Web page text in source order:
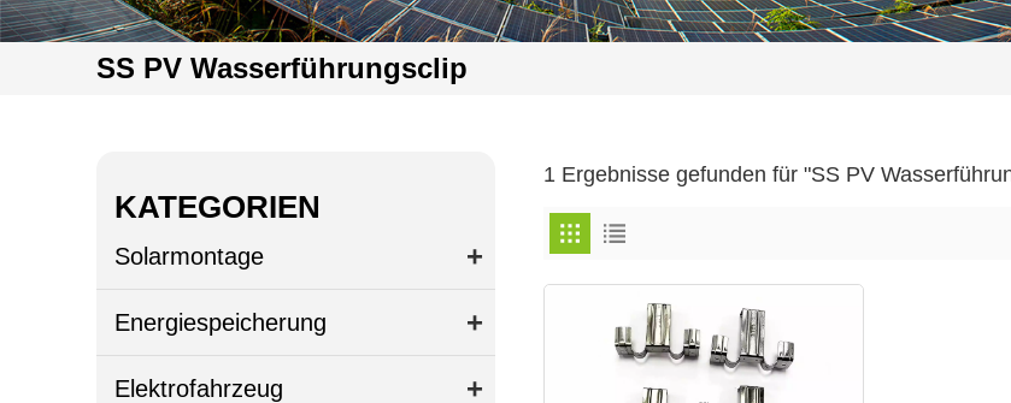
SS PV Wasserführungsclip
1 Ergebnisse gefunden für "SS PV
KATEGORIEN
Solarmontage
Energiespeicherung
Elektrofahrzeug